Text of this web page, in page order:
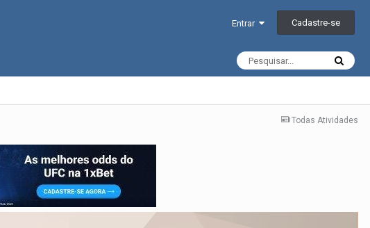
Entrar Cadastre-se
Todas Atividades